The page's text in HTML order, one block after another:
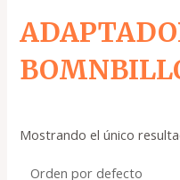
Mostrando el único